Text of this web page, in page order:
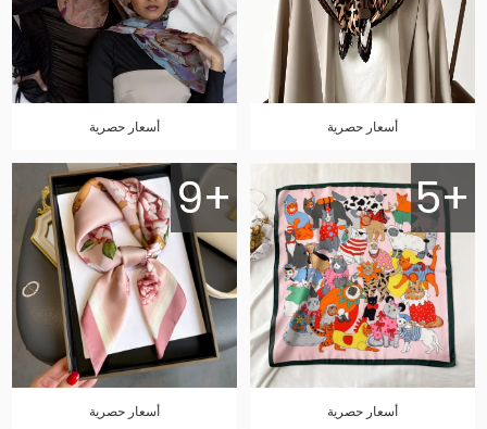
أسعار حصرية أسعار حصرية
5+
أسعار حصرية
9+
أسعار حصرية